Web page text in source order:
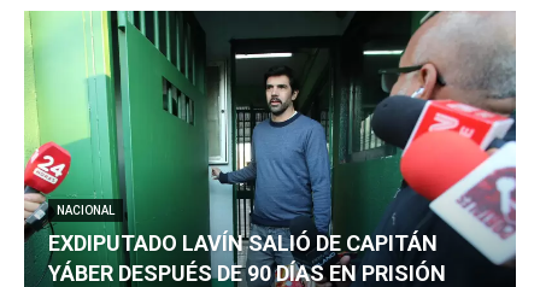
NACIONAL
EXDIPUTADO LAVÍN SALIÓ DE CAPITÁN
YÁBER DESPUÉS DE 90 DÍAS EN PRISIÓN